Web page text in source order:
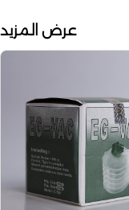
عرض المزيد